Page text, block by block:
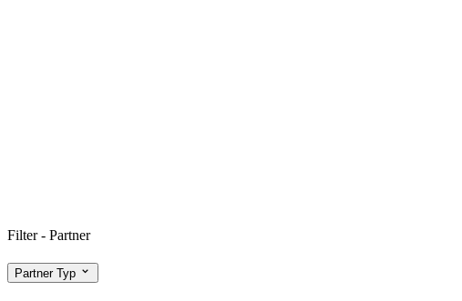
Filter - Partner
Partner Typ